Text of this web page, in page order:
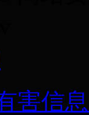
害信